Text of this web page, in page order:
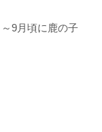
9月頃に鹿の子